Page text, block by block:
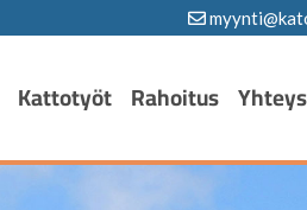
Kattotyöt Rahoitus